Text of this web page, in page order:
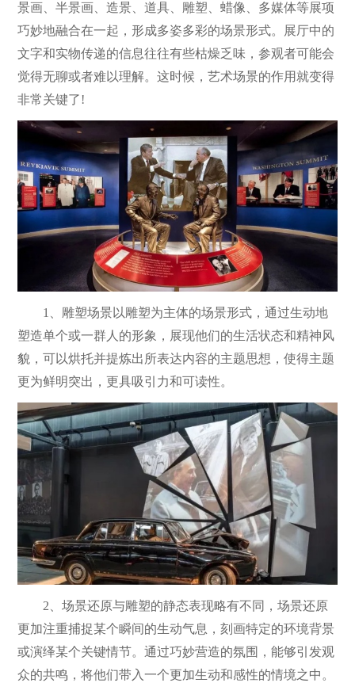
景画、半景画、造景、道具、雕塑、蜡像、多媒体等展项
巧妙地融合在一起，形成多姿多彩的场景形式。展厅中的
文字和实物传递的信息往往有些枯燥乏味，参观者可能会
觉得无聊或者难以理解。这时候，艺术场景的作用就变得
非常关键了!
1、雕塑场景以雕塑为主体的场景形式，通过生动地
塑造单个或一群人的形象，展现他们的生活状态和精神风
貌，可以烘托并提炼出所表达内容的主题思想，使得主题
更为鲜明突出，更具吸引力和可读性。
2、场景还原与雕塑的静态表现略有不同，场景还原
更加注重捕捉某个瞬间的生动气息，刻画特定的环境背景
或演绎某个关键情节。通过巧妙营造的氛围，能够引发观
众的共鸣，将他们带入一个更加生动和感性的情境之中。